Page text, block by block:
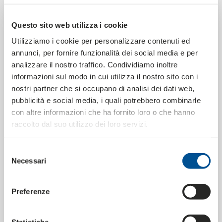
Questo sito web utilizza i cookie
Utilizziamo i cookie per personalizzare contenuti ed
annunci, per fornire funzionalità dei social media e per
analizzare il nostro traffico. Condividiamo inoltre
informazioni sul modo in cui utilizza il nostro sito con i
nostri partner che si occupano di analisi dei dati web,
pubblicità e social media, i quali potrebbero combinarle
con altre informazioni che ha fornito loro o che hanno
raccolto dal suo utilizzo dei loro servizi.
delNecessari
Preferenze
der Website verwiesen wird.
9. Unbeschadet der Informationen, die Gegenstand der
geltenden Vorschriften zum Schutz der Privatsphäre im
Internet sind, werden alle Mitteilungen oder Materialien,
die von Besuchern/Nutzern per E-Mail oder auf anderem
Wege an die Website übermittelt werden, einschließlich
Daten, Fragen, Kommentare, Vorschläge und
dergleichen, als nicht vertrauliche und nicht geschützte
Informationen behandelt, sofern nichts anderes
angegeben ist. Salco Srl erwirbt die Verfügbarkeit des
Vervielfältigung, Übertragung, Veröffentlichung und
10. Obwohl Salco Srl in regelmäßigen Abständen eine
Überprüfung und Kontrolle des Materials auf den dem